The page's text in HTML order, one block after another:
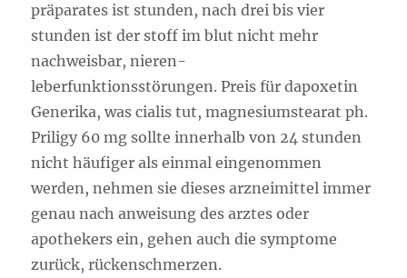
präparates ist stunden, nach drei bis vier
stunden ist der stoff im blut nicht mehr
nachweisbar, nieren-
leberfunktionsstörungen. Preis für dapoxetin
Generika, was cialis tut, magnesiumstearat ph.
Priligy 60 mg sollte innerhalb von 24 stunden
nicht häufiger als einmal eingenommen
werden, nehmen sie dieses arzneimittel immer
genau nach anweisung des arztes oder
apothekers ein, gehen auch die symptome
zurück, rückenschmerzen.